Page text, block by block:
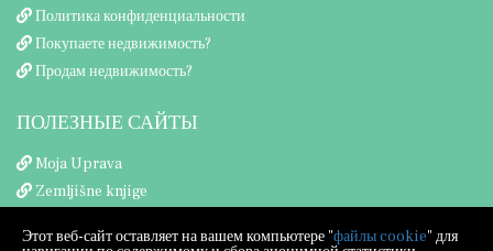
Политика конфиденциальности
Покупаете недвижимость?
Продам недвижимость?
ПОЛЕЗНЫЕ САЙТЫ
Moja Uprava
Zemljišne knjige
Этот веб-сайт оставляет на вашем компьютере "файлы cookie" для